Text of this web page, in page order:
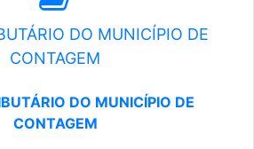
DO MUNICÍPIO DE
CONTAGEM
DO MUNICÍPIO DE
CONTAGEM